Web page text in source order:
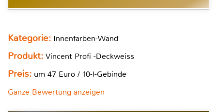
Kategorie: Innenfarben-Wand
Produkt: Vincent Profi -Deckweiss
Preis: um 47 Euro / 10-l-Gebinde
Ganze Bewertung anzeigen